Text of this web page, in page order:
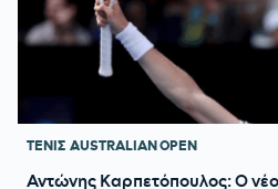
ΤΕΝΙΣ AUSTRALIAN OPEN
Αντώνης Καρπετόπουλος: Ο